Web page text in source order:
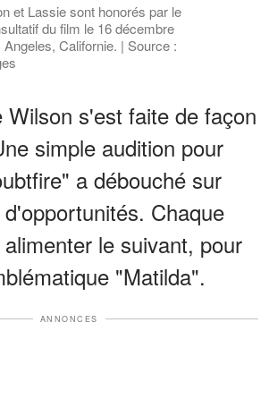
et Lassie sont honorés par le
du film le 16 décembre
Angeles, Californie. | Source :
Wilson s'est faite de façon
simple audition pour
a débouché sur
Chaque
le suivant, pour
"Matilda".
ANNONCES